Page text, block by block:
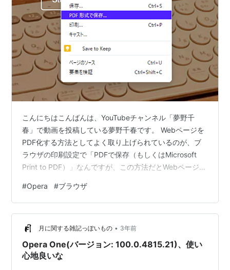
こんにちはこんばんは、YouTubeチャンネル「夢野千
春」で動画を投稿している夢野千春です。 Webページを
PDF化する方法としてよく取り上げられているのが、ブ
ラウザの印刷設定で「PDFで保存（もしくはMicrosoft
Print to PDF）」なんですが、この方法だとWebページに
しまいます。 他にも拡張プラグインを試したり、HTML
をPDF化するツールも試しましたが、どれもページが見
切れてしまったり、変な所で改行されるなどレイアウト
崩れを起こしうまく行かず。また、スクリーンショット
を撮る方法だと見た目はそのままでもリンクが外れてし
まい…
#Opera #ブラウザ
月に関する雑記っぽいもの • 3年前
Opera One(バージョン: 100.0.4815.21)、使い
心地良いな